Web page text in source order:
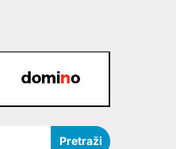
Pretraži